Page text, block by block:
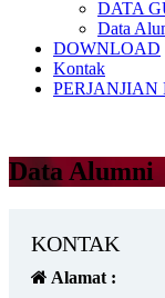
DATA
Data
DOWNLOAD
Kontak
PERJANJIAN
Data Alumni
KONTAK
Alamat :